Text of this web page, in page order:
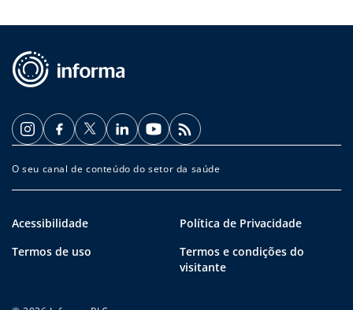
O seu canal de conteúdo do setor da saúde
Acessibilidade
Política de Privacidade
Termos de uso
Termos e condições do
visitante